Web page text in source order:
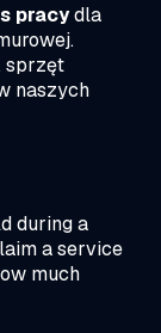
pracydla
sprzęt
naszych
during a
a service
much